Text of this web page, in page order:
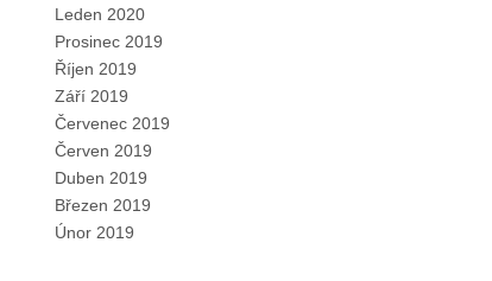
Leden 2020
Prosinec 2019
Říjen 2019
Září 2019
Červenec 2019
Červen 2019
Duben 2019
Březen 2019
Únor 2019